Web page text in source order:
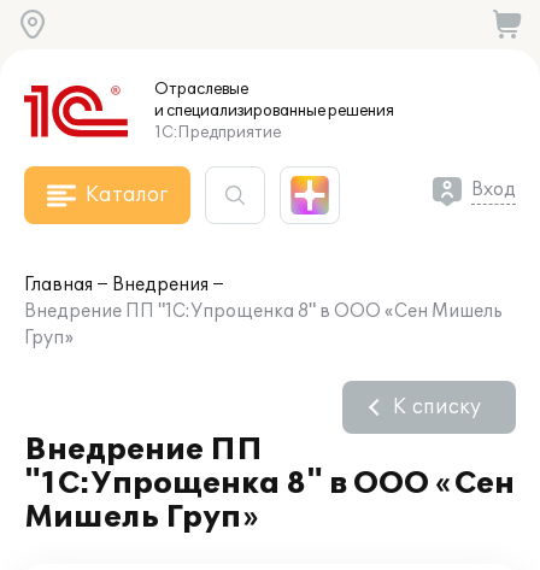
Отраслевые
и специализированныерешения
1С:Предприятие
Каталог Вход
Главная
Внедрения
Внедрение ПП "1С:Упрощенка 8" в ООО «Сен Мишель
Груп»
Внедрение ПП
"1С:Упрощенка 8" в ООО «Сен
Мишель Груп»
К списку